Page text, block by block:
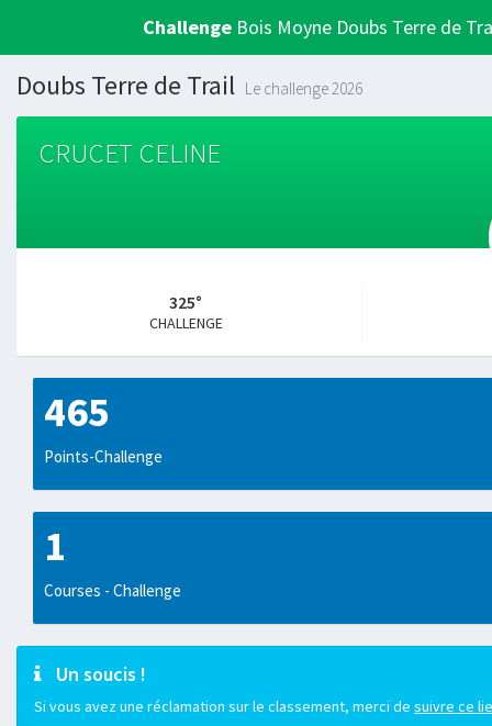
Challenge Bois Moyne Doubs Terre de
Doubs Terre de Trail Le challenge 2026
CRUCET CELINE
325°
CHALLENGE
465
Points-Challenge
1
Courses - Challenge
Un soucis !
Si vous avez une réclamation sur le classement, merci de suivre ce